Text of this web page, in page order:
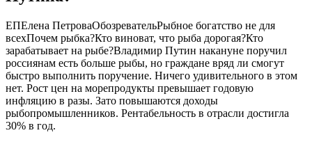
ЕПЕлена ПетроваОбозревательРыбное богатство не для
всехПочем рыбка?Кто виноват, что рыба дорогая?Кто
зарабатывает на рыбе?Владимир Путин накануне поручил
россиянам есть больше рыбы, но граждане вряд ли смогут
быстро выполнить поручение. Ничего удивительного в этом
нет. Рост цен на морепродукты превышает годовую
инфляцию в разы. Зато повышаются доходы
рыбопромышленников. Рентабельность в отрасли достигла
30% в год.